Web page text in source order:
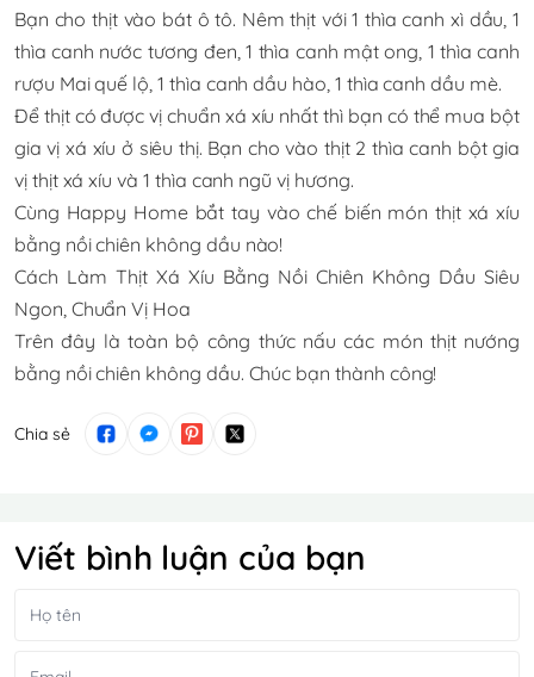
Bạn cho thịt vào bát ô tô. Nêm thịt với 1 thìa canh xì dầu, 1
thìa canh nước tương đen, 1 thìa canh mật ong, 1 thìa canh
rượu Mai quế lộ, 1 thìa canh dầu hào, 1 thìa canh dầu mè.
Để thịt có được vị chuẩn xá xíu nhất thì bạn có thể mua bột
gia vị xá xíu ở siêu thị. Bạn cho vào thịt 2 thìa canh bột gia
vị thịt xá xíu và 1 thìa canh ngũ vị hương.
Cùng Happy Home bắt tay vào chế biến món thịt xá xíu
bằng nồi chiên không dầu nào!
Cách Làm Thịt Xá Xíu Bằng Nồi Chiên Không Dầu Siêu
Ngon, Chuẩn Vị Hoa
Trên đây là toàn bộ công thức nấu các món thịt nướng
bằng nồi chiên không dầu. Chúc bạn thành công!
Chia sẻ
Viết bình luận của bạn